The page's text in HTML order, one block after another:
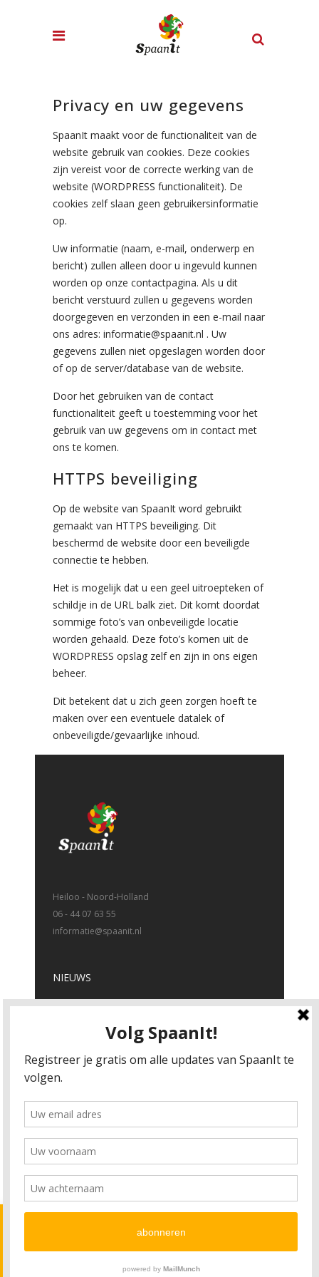
Privacy en uw gegevens
SpaanIt maakt voor de functionaliteit van de
website gebruik van cookies. Deze cookies
zijn vereist voor de correcte werking van de
website (WORDPRESS functionaliteit). De
cookies zelf slaan geen gebruikersinformatie
op.
Uw informatie (naam, e-mail, onderwerp en
bericht) zullen alleen door u ingevuld kunnen
worden op onze contactpagina. Als u dit
bericht verstuurd zullen u gegevens worden
doorgegeven en verzonden in een e-mail naar
ons adres: informatie@spaanit.nl . Uw
gegevens zullen niet opgeslagen worden door
of op de server/database van de website.
Door het gebruiken van de contact
functionaliteit geeft u toestemming voor het
gebruik van uw gegevens om in contact met
ons te komen.
HTTPS beveiliging
Op de website van SpaanIt word gebruikt
gemaakt van HTTPS beveiliging. Dit
beschermd de website door een beveiligde
connectie te hebben.
Het is mogelijk dat u een geel uitroepteken of
schildje in de URL balk ziet. Dit komt doordat
sommige foto’s van onbeveiligde locatie
worden gehaald. Deze foto’s komen uit de
WORDPRESS opslag zelf en zijn in ons eigen
beheer.
Dit betekent dat u zich geen zorgen hoeft te
maken over een eventuele datalek of
onbeveiligde/gevaarlijke inhoud.
Heiloo - Noord-Holland
06 - 44 07 63 55
informatie@spaanit.nl
NIEUWS
“Esbjerg en la costa” -un cuento de Juan Carlos Onetti
EL ARTE COMO EDUCADOR EMOCIONAL
OVERIG
Klachtenregelement
Disclaimer
© Copyright SpaanIt 2020
Lees meer over onze cookies